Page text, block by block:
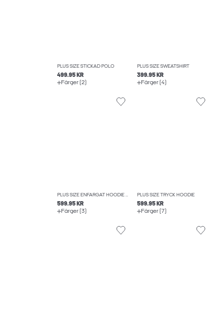
PLUS SIZE STICKAD POLO
499.95 KR
Färger (2)
PLUS SIZE SWEATSHIRT
399.95 KR
Färger (4)
PLUS SIZE ENFÄRGAT HOODIE MED BLIXTLÅS
599.95 KR
Färger (3)
PLUS SIZE TRYCK HOODIE
599.95 KR
Färger (7)